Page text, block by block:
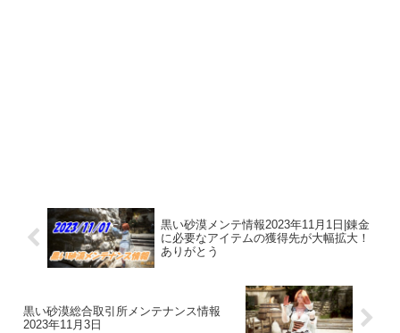
黒い砂漠メンテ情報2023年11月1日|錬金
に必要なアイテムの獲得先が大幅拡大！
ありがとう
黒い砂漠総合取引所メンテナンス情報
2023年11月3日